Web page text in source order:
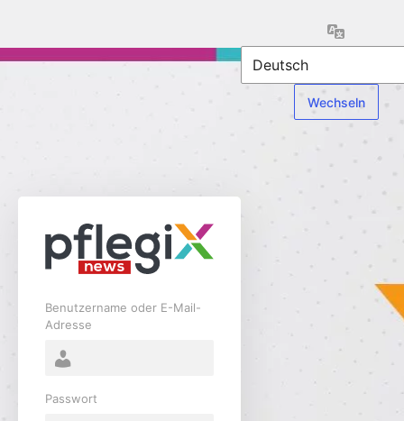
Benutzername oder E-Mail-
Adresse
Passwort
Sprache